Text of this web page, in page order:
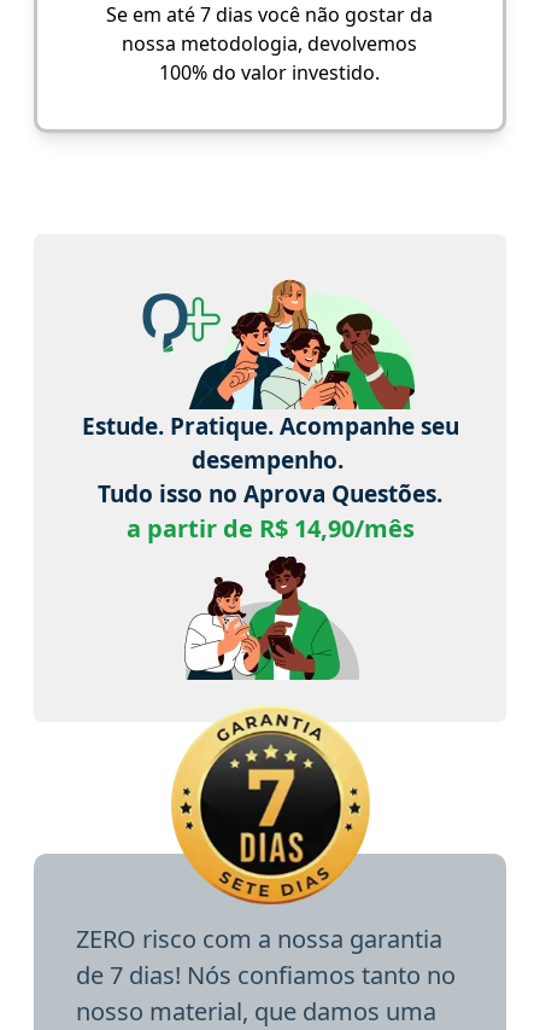
Se em até 7 dias você não gostar da
nossa metodologia, devolvemos
100% do valor investido.
Estude. Pratique. Acompanhe seu
desempenho.
Tudo isso no Aprova Questões.
a partir de R$ 14,90/mês
ZERO risco com a nossa garantia
de 7 dias! Nós confiamos tanto no
nosso material, que damos uma